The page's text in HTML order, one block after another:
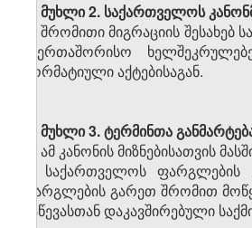
მუხლი 2. საქართველოს
შრომითი მიგრაციის
საერთაშორისო
ნორმატიული აქტებისაგან.
მუხლი 3.ტერმინთა
ამ კანონის მიზნებისათვის
ა) საქართველოს
ფარგლების გარეთ შრომით
გაწევასთან დაკავშირებული